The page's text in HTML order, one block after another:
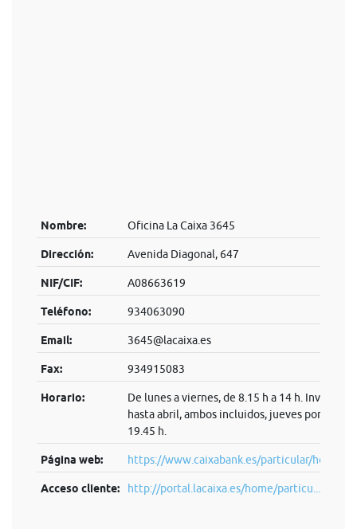
Nombre: Oficina La Caixa 3645
Dirección: Avenida Diagonal, 647
NIF/CIF: A08663619
Teléfono: 934063090
Email: 3645@lacaixa.es
Fax: 934915083
Horario:
De lunes a viernes, de 8.15 h a 14 h. Invierno:
hasta abril, ambos incluidos, jueves por la
19.45 h.
Página web: https://www.caixabank.es/particular/home/
Acceso cliente: http://portal.lacaixa.es/home/particu...